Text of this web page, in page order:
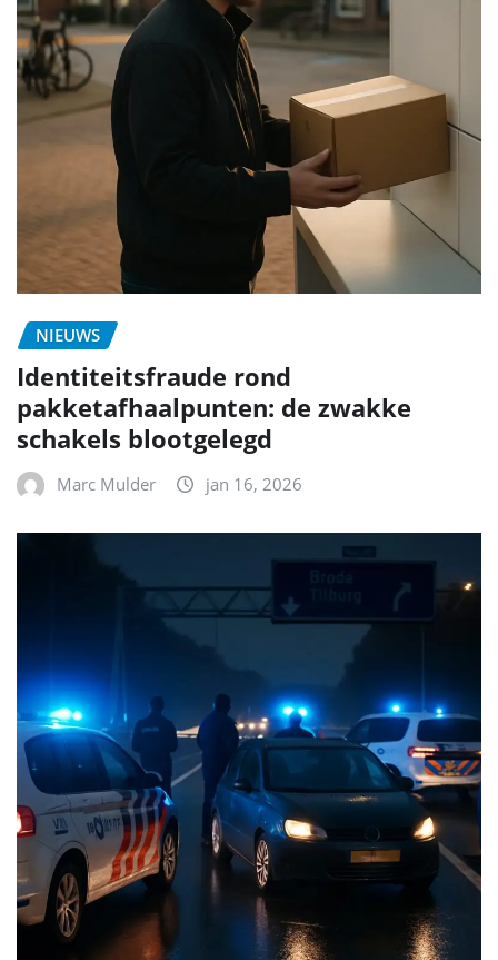
NIEUWS
Identiteitsfraude rond
pakketafhaalpunten: de zwakke
schakels blootgelegd
Marc Mulder jan 16, 2026